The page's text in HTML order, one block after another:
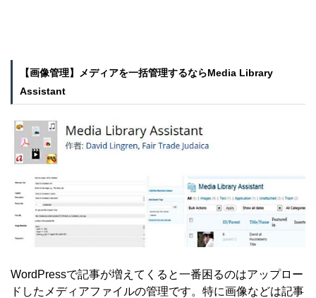
【画像管理】メディアを一括管理するならMedia Library
Assistant
WordPressで記事が増えてくると一番困るのはアップロー
ドしたメディアファイルの管理です。特に画像などは記事